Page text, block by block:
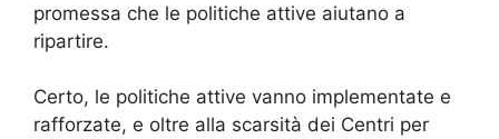
promessa che le politiche attive aiutano a
ripartire.
Certo, le politiche attive vanno implementate e
rafforzate, e oltre alla scarsità dei Centri per